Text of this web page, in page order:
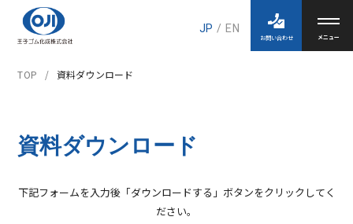
JP / EN
お問い合わせ
TOP 資料ダウンロード
資料ダウンロード
下記フォームを入力後「ダウンロードする」ボタンをクリックしてく
ださい。